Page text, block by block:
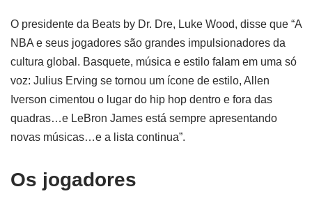
O presidente da Beats by Dr. Dre, Luke Wood, disse que “A
NBA e seus jogadores são grandes impulsionadores da
cultura global. Basquete, música e estilo falam em uma só
voz: Julius Erving se tornou um ícone de estilo, Allen
Iverson cimentou o lugar do hip hop dentro e fora das
quadras…e LeBron James está sempre apresentando
novas músicas…e a lista continua”.
Os jogadores